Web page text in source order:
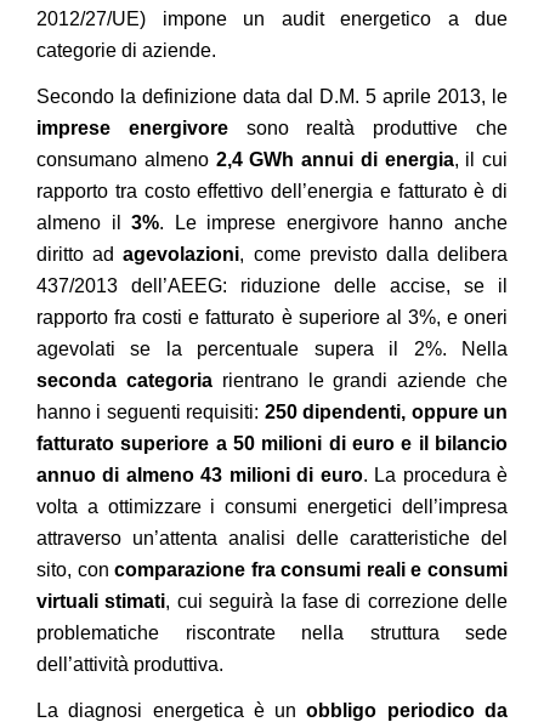
2012/27/UE) impone un audit energetico a due
categorie di aziende.
Secondo la definizione data dal D.M. 5 aprile 2013, le
imprese energivoresono realtà produttive che
consumano almeno 2,4 GWh annui di energia, il cui
rapporto tra costo effettivo dell’energia e fatturato è di
almeno il3%. Le imprese energivore hanno anche
diritto adagevolazioni, come previsto dalla delibera
437/2013 dell’AEEG: riduzione delle accise, se il
rapporto fra costi e fatturato è superiore al 3%, e oneri
agevolati se la percentuale supera il 2%. Nella
seconda categoriarientrano le grandi aziende che
hanno i seguenti requisiti: 250 dipendenti, oppure un
fatturato superiore a 50 milioni di euro e il bilancio
annuo di almeno 43 milioni di euro. La procedura è
volta a ottimizzare i consumi energetici dell’impresa
attraverso un’attenta analisi delle caratteristiche del
sito, concomparazione fra consumi reali e consumi
virtuali stimati, cui seguirà la fase di correzione delle
problematiche riscontrate nella struttura sede
dell’attività produttiva.
La diagnosi energetica è unobbligo periodico da